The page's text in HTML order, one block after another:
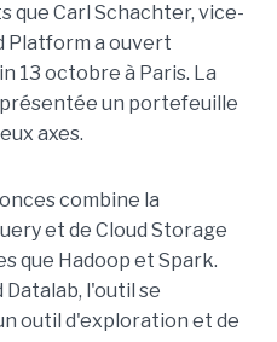
que Carl Schachter, vice-
Platform a ouvert
13 octobre à Paris. La
un portefeuille
axes.
combine la
et de Cloud Storage
que Hadoop et Spark.
l'outil se
outil d'exploration et de